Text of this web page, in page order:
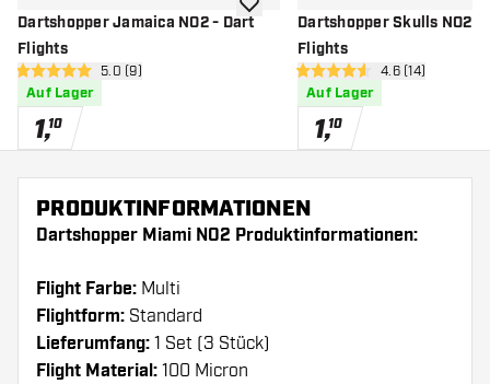
Dartshopper Jamaica NO2 - Dart
Flights
Bewertungsbereich öffnen
5 Bewertungssterne
5.0 (9)
Auf Lager
1,10
Zur Wunschliste hinzufügen
Dartshopper Skulls NO2 -
Flights
4.6 Bewertungssterne
4.6 (14)
Auf Lager
1,10
PRODUKTINFORMATIONEN
Dartshopper Miami NO2 Produktinformationen:
Flight Farbe: Multi
Flightform: Standard
Lieferumfang: 1 Set (3 Stück)
Flight Material: 100 Micron